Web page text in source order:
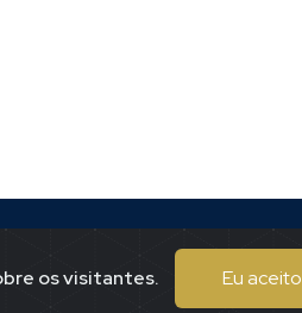
Endereço
os visitantes. Eu aceito